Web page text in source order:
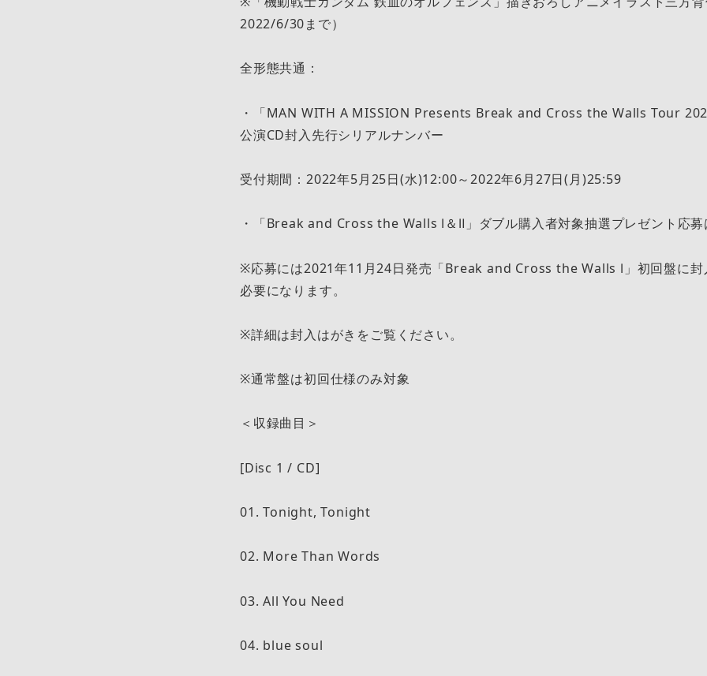
2022/6/30まで）
全形態共通：
・「MAN WITH A MISSION Presents Break and Cross the Walls Tour
公演CD封入先行シリアルナンバー
受付期間：2022年5月25日(水)12:00～2022年6月27日(月)25:59
・「Break and Cross the Walls Ⅰ＆Ⅱ」ダブル購入者対象抽選プレゼント応
※応募には2021年11月24日発売「Break and Cross the Walls Ⅰ」初回盤に封
必要になります。
※詳細は封入はがきをご覧ください。
※通常盤は初回仕様のみ対象
＜収録曲目＞
[Disc 1 / CD]
01. Tonight, Tonight
02. More Than Words
03. All You Need
04. blue soul